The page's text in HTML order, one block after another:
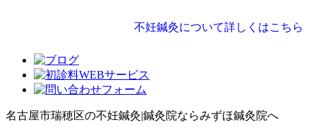
不妊鍼灸について詳しくはこちら
名古屋市瑞穂区の不妊鍼灸|鍼灸院ならみずほ鍼灸院へ